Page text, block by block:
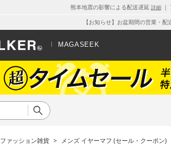
熊本地震の影響による配送遅延 詳細｜
【お知らせ】お盆期間の営業・
MAGASEEK
ファッション雑貨 > メンズ イヤーマフ (セール・クーポン)